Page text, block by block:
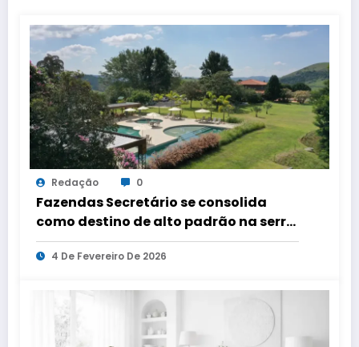
Redação 0
Fazendas Secretário se consolida
como destino de alto padrão na serra
fluminense
4 De Fevereiro De 2026